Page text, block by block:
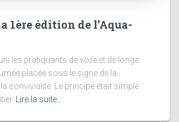
1ère édition de l’Aqua-
les pratiquants de voile et de longe
placée sous le signe de la
convivialité. Le principe était simple :
Lire la suite…